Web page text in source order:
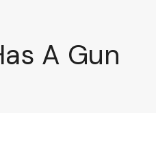
A Gun